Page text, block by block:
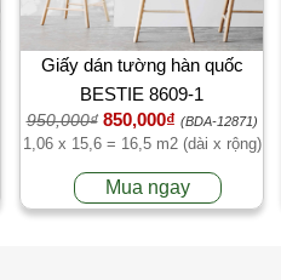
Giấy dán tường hàn quốc
BESTIE 8609-1
950,000₫ 850,000₫ (BDA-12871)
1,06 x 15,6 = 16,5 m2 (dài x rộng)
Mua ngay